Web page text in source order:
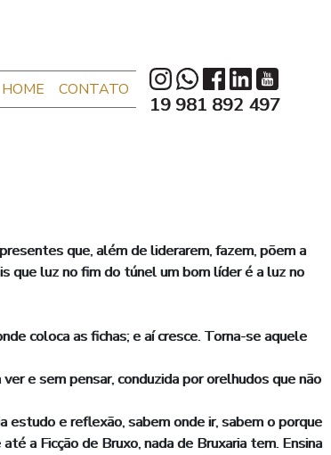
HOME CONTATO
19 981 892 497
que, além de liderarem, fazem, põem a
que luz no fim do túnel um bom líder é a luz no
coloca as fichas; e aí cresce. Torna-se aquele
e sem pensar, conduzida por orelhudos que não
e reflexão, sabem onde ir, sabem o porque
a Ficção de Bruxo, nada de Bruxaria tem. Ensina